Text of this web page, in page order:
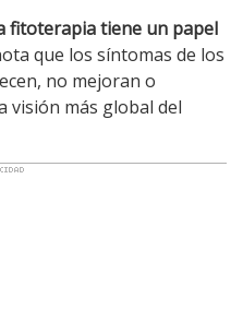
fitoterapia tiene un papel
que los síntomas de los
no mejoran o
visión más global del